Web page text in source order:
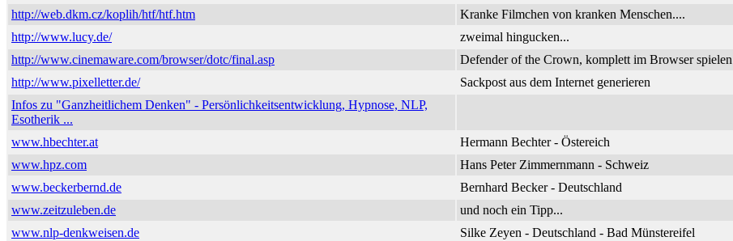
http://web.dkm.cz/koplih/htf/htf.htm
Kranke Filmchen von kranken Menschen....
http://www.lucy.de/
zweimal hingucken...
http://www.cinemaware.com/browser/dotc/final.asp
Defender of the Crown, komplett im Browser spielen
http://www.pixelletter.de/
Sackpost aus dem Internet generieren
Infos zu "Ganzheitlichem Denken" - Persönlichkeitsentwicklung, Hypnose, NLP,
Esotherik ...
www.hbechter.at
Hermann Bechter - Östereich
www.hpz.com
Hans Peter Zimmernmann - Schweiz
www.beckerbernd.de
Bernhard Becker - Deutschland
www.zeitzuleben.de
und noch ein Tipp...
www.nlp-denkweisen.de
Silke Zeyen - Deutschland - Bad Münstereifel